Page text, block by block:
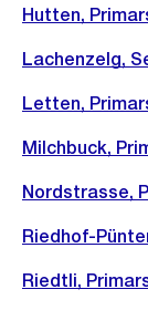
Hutten,
Lachenzelg,
Letten,
Milchbuck,
Nordstrasse,
Riedhof-
Riedtli,